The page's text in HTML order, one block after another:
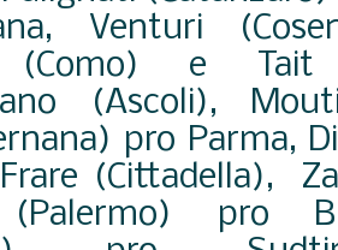
Venturi
(Como) e
(Ascoli),
pro Parma,
Frare (Cittadella),
(Palermo) pro